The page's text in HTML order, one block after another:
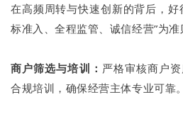
在高频周转与快速创新的背后，好
标准入、全程监管、诚信经营”为
商户筛选与培训： 严格审核商户
合规培训，确保经营主体专业可靠。